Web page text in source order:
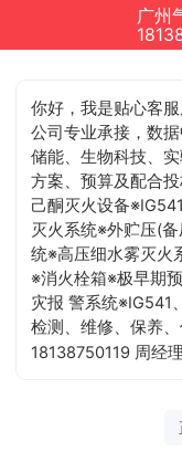
你好，我是贴心客
。本公司专业承接
电、储能、生物科
设计方案、预算及
全氟己酮灭火设备
CO2灭火系统※外贮
火系统※高压细水雾
系统 ※消火栓箱※极
器火灾报 警系统
装、检测、维修、
18138750119 周经